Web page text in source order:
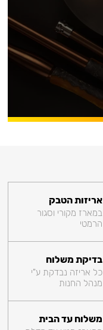
אריזות הטבק
במארז מקורי וסגור
הרמטי
בדיקת משלוח
כל אריזה נבדקת ע"י
מנהל החנות
משלוח עד הבית